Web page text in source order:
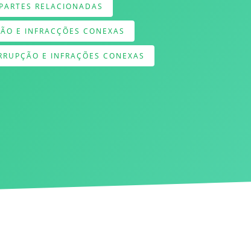
RELACIONADAS
E INFRACÇÕES CONEXAS
E INFRAÇÕES CONEXAS